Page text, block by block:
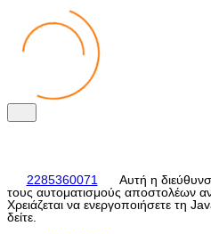
2285360071
Αυτή η
τους αυτοματισμούς αποστολέων
Χρειάζεται να ενεργοποιήσετε τη
δείτε.